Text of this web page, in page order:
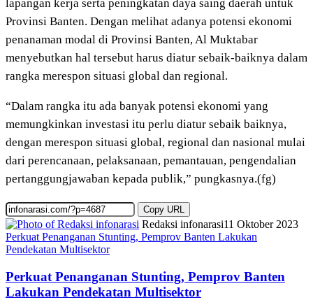
lapangan kerja serta peningkatan daya saing daerah untuk
Provinsi Banten. Dengan melihat adanya potensi ekonomi
penanaman modal di Provinsi Banten, Al Muktabar
menyebutkan hal tersebut harus diatur sebaik-baiknya dalam
rangka merespon situasi global dan regional.
“Dalam rangka itu ada banyak potensi ekonomi yang
memungkinkan investasi itu perlu diatur sebaik baiknya,
dengan merespon situasi global, regional dan nasional mulai
dari perencanaan, pelaksanaan, pemantauan, pengendalian
pertanggungjawaban kepada publik,” pungkasnya.(fg)
Copy URL
Redaksi infonarasi11 Oktober 2023
Perkuat Penanganan Stunting, Pemprov Banten Lakukan
Pendekatan Multisektor
Perkuat Penanganan Stunting, Pemprov Banten
Lakukan Pendekatan Multisektor